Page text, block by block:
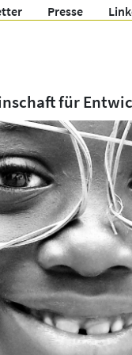
Presse
für